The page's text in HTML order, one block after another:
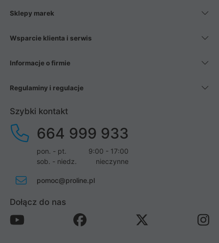
Sklepy marek
Wsparcie klienta i serwis
Informacje o firmie
Regulaminy i regulacje
Szybki kontakt
664 999 933
pon. - pt.
9:00 - 17:00
sob. - niedz.
nieczynne
pomoc@proline.pl
Dołącz do nas